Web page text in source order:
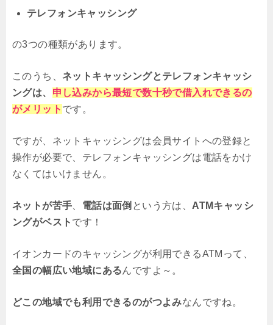
テレフォンキャッシング
の3つの種類があります。
このうち、 ネットキャッシングとテレフォンキャッシ
ングは、 申し込みから最短で数十秒で借入れできるの
がメリット です。
ですが、ネットキャッシングは会員サイトへの登録と
操作が必要で、テレフォンキャッシングは電話をかけ
なくてはいけません。
ネットが苦手 電話は面倒 という方は、 ATMキャッシ
ングがベスト です！
イオンカードのキャッシングが利用できるATMって、
全国の幅広い地域にあるんですよ～。
どこの地域でも利用できるのがつよみなんですね。